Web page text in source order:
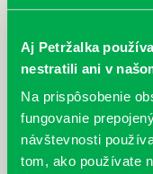
Aj Petržalka
nestratili ani v
Na prispôsobenie
fungovanie
návštevnosti
tom, ako používate